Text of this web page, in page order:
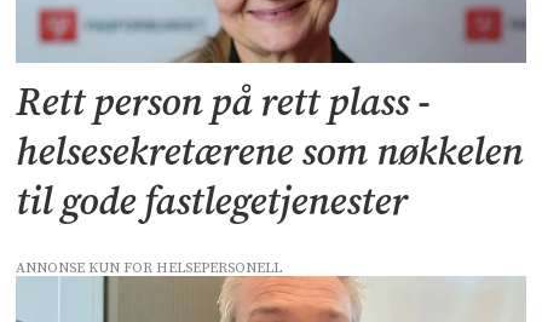
Rett person på rett plass -
helsesekretærene som nøkkelen
til gode fastlegetjenester
ANNONSE KUN FOR HELSEPERSONELL